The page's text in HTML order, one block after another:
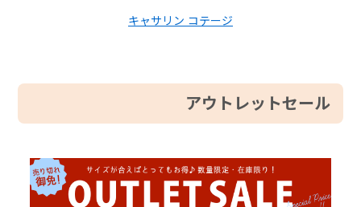
キャサリン コテージ
アウトレットセール